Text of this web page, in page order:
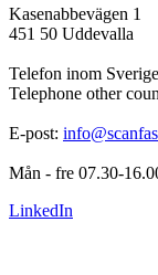
Kasenabbevägen 1
451 50 Uddevalla
Telefon inom
Telephone other
E-post:
Mån - fre 07.30-
LinkedIn